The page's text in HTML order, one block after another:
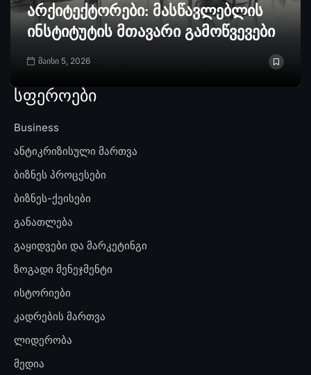
არქიტექტორები: მასწავლებლის
ინსტიტუტის მთავარი გამოწვევები
მაისი 5, 2026
სფეროები
Business
ანტიკრიზისული მართვა
ბიზნეს პროცესები
ბიზნეს-ქეისები
განათლება
გაყიდვები და მარკეტინგი
ზოგადი მენეჯმენტი
ისტორიები
კადრების მართვა
ლიდერობა
მედია